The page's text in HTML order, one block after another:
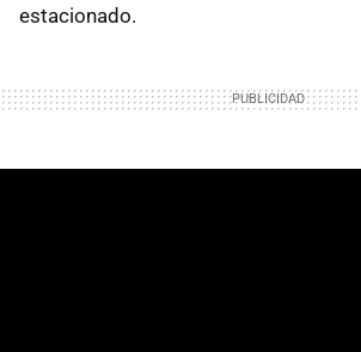
estacionado.